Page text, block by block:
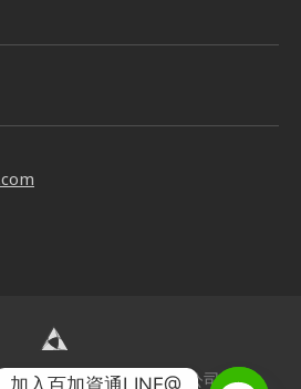
| 百加資通股份有限公司
加入百加資通LINE@